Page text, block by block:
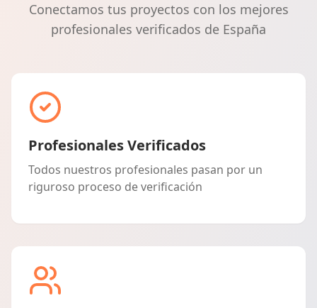
Conectamos tus proyectos con los mejores
profesionales verificados de España
Profesionales Verificados
Todos nuestros profesionales pasan por un
riguroso proceso de verificación